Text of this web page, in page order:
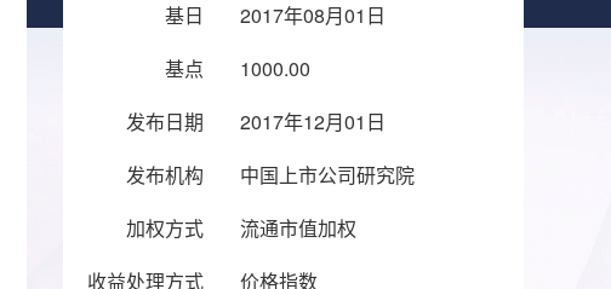
基日
2017年08月01日
基点
1000.00
发布日期
2017年12月01日
发布机构
中国上市公司研究院
加权方式
流通市值加权
收益处理方式
价格指数